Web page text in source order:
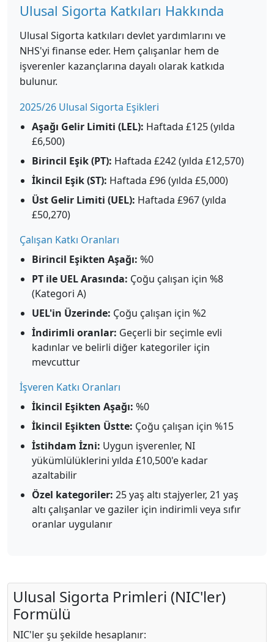
Ulusal Sigorta Katkıları Hakkında
Ulusal Sigorta katkıları devlet yardımlarını ve
NHS'yi finanse eder. Hem çalışanlar hem de
işverenler kazançlarına dayalı olarak katkıda
bulunur.
2025/26 Ulusal Sigorta Eşikleri
Aşağı Gelir Limiti (LEL): Haftada £125 (yılda
£6,500)
Birincil Eşik (PT): Haftada £242 (yılda £12,570)
İkincil Eşik (ST): Haftada £96 (yılda £5,000)
Üst Gelir Limiti (UEL): Haftada £967 (yılda
£50,270)
Çalışan Katkı Oranları
Birincil Eşikten Aşağı: %0
PT ile UEL Arasında: Çoğu çalışan için %8
(Kategori A)
UEL'in Üzerinde: Çoğu çalışan için %2
İndirimli oranlar: Geçerli bir seçimle evli
kadınlar ve belirli diğer kategoriler için
mevcuttur
İşveren Katkı Oranları
İkincil Eşikten Aşağı: %0
İkincil Eşikten Üstte: Çoğu çalışan için %15
İstihdam İzni: Uygun işverenler, NI
yükümlülüklerini yılda £10,500'e kadar
azaltabilir
Özel kategoriler: 25 yaş altı stajyerler, 21 yaş
altı çalışanlar ve gaziler için indirimli veya sıfır
oranlar uygulanır
Ulusal Sigorta Primleri (NIC'ler)
Formülü
NIC'ler şu şekilde hesaplanır: